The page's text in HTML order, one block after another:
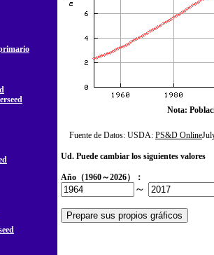
Nota:
Fuente de Datos: USDA: PS&D Online
Ud. Puede cambiar los siguientes valores
Año（1960～2026）：
～